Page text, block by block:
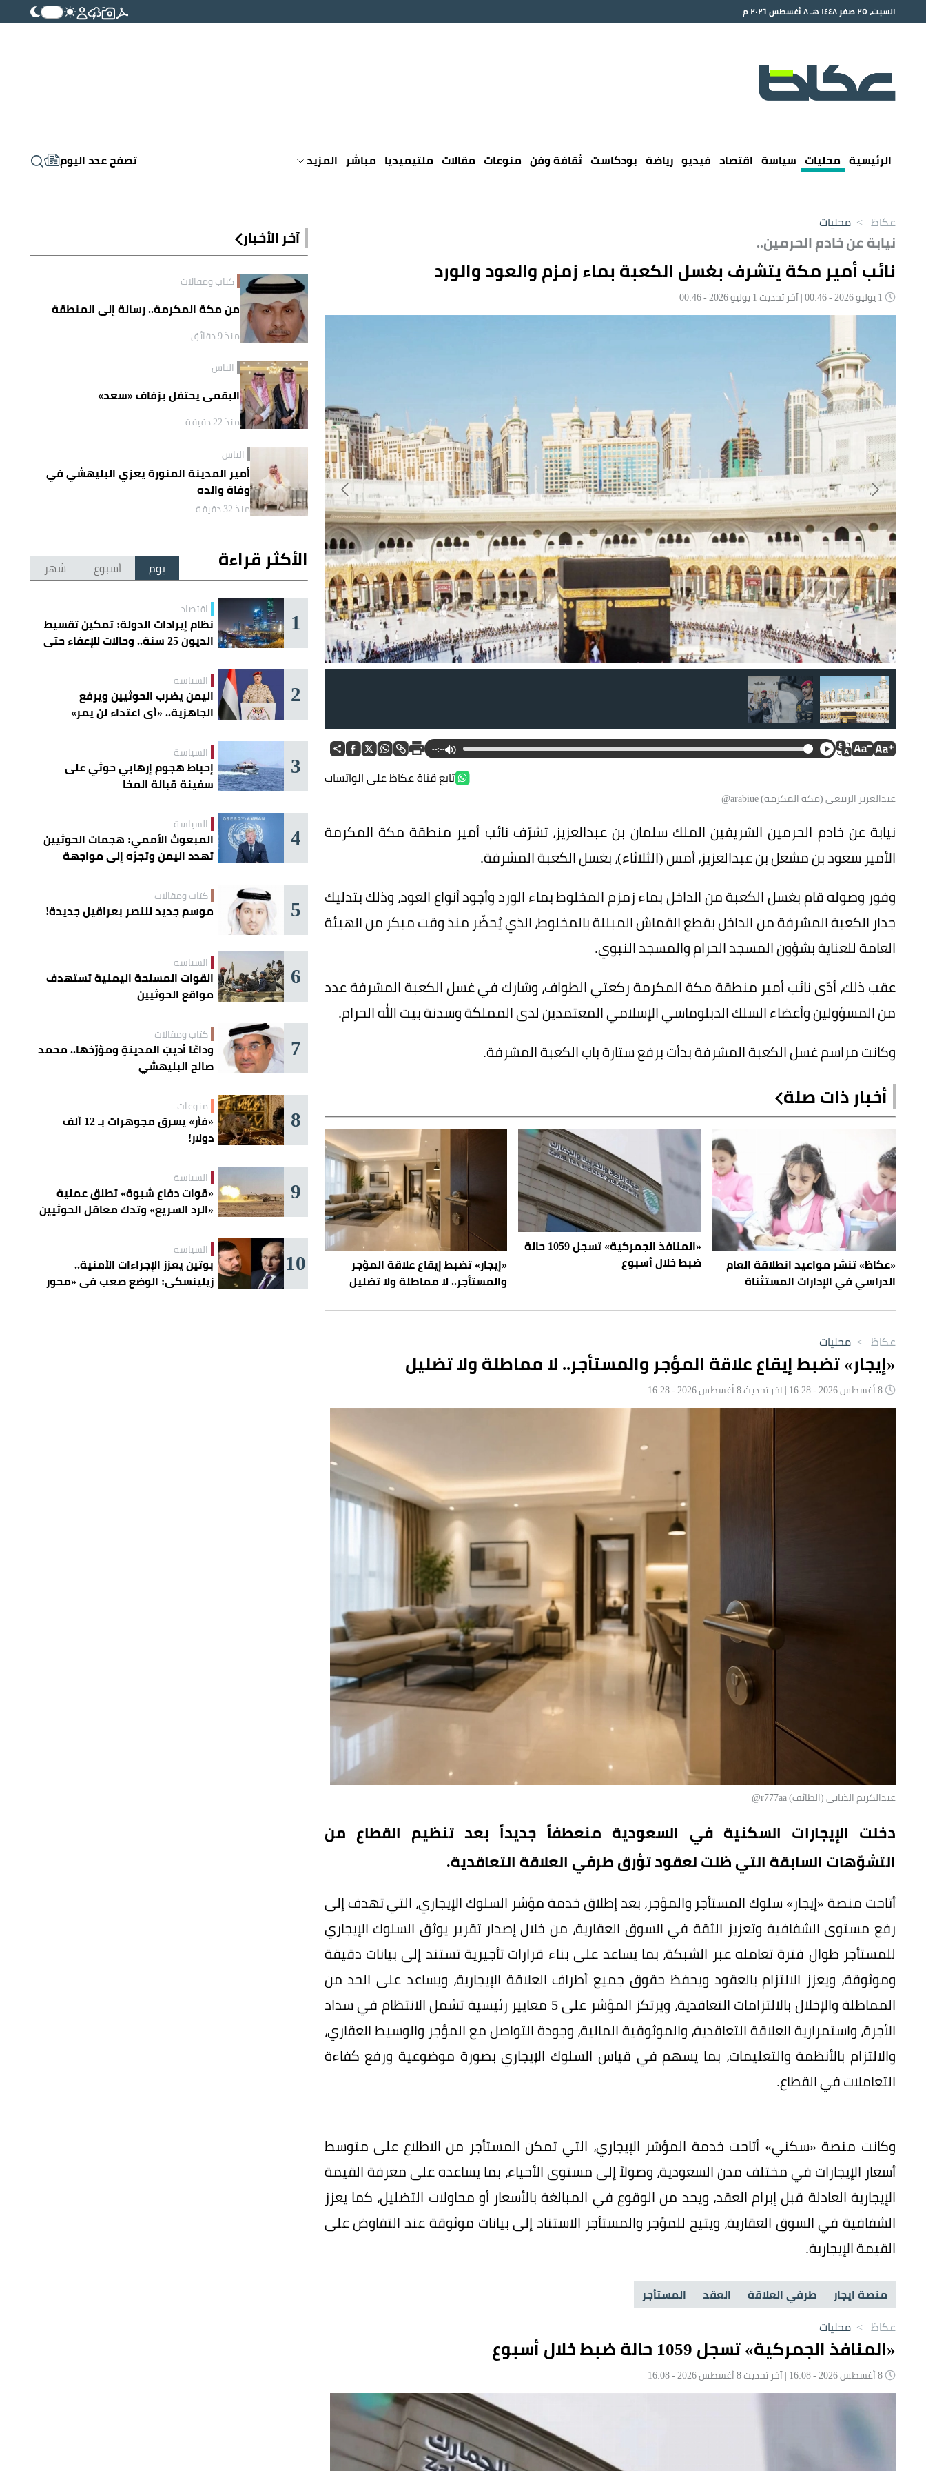
السبت، ٢٥ صفر ١٤٤٨ هـ ٨ أغسطس ٢٠٢٦ م
الرئيسية محليات سياسة اقتصاد فيديو رياضة بودكاست ثقافة وفن منوعات مقالات ملتيميديا مباشر المزيد تصفح عدد اليوم
عكاظ > محليات
نيابة عن خادم الحرمين..
نائب أمير مكة يتشرف بغسل الكعبة بماء زمزم والعود والورد
نائب أمير منطقة مكة المكرمة يقبل الحجر الأسود. (واس)
--:--
تابع قناة عكاظ على الواتساب
عبدالعزيز الربيعي (مكة المكرمة) arabiue@
نيابة عن خادم الحرمين الشريفين الملك سلمان بن عبدالعزيز، تشرّف نائب أمير منطقة مكة المكرمة
الأمير سعود بن مشعل بن عبدالعزيز، أمس (الثلاثاء)، بغسل الكعبة المشرفة.
وفور وصوله قام بغسل الكعبة من الداخل بماء زمزم المخلوط بماء الورد وأجود أنواع العود، وذلك بتدليك
جدار الكعبة المشرفة من الداخل بقطع القماش المبللة بالمخلوط، الذي يُحضّر منذ وقت مبكر من الهيئة
العامة للعناية بشؤون المسجد الحرام والمسجد النبوي.
عقب ذلك، أدّى نائب أمير منطقة مكة المكرمة ركعتي الطواف، وشارك في غسل الكعبة المشرفة عدد
من المسؤولين وأعضاء السلك الدبلوماسي الإسلامي المعتمدين لدى المملكة وسدنة بيت الله الحرام.
وكانت مراسم غسل الكعبة المشرفة بدأت برفع ستارة باب الكعبة المشرفة.
أخبار ذات صلة
«عكاظ» تنشر مواعيد انطلاقة العام
الدراسي في الإدارات المستثناة
«المنافذ الجمركية» تسجل 1059 حالة
ضبط خلال أسبوع
«إيجار» تضبط إيقاع علاقة المؤجر
والمستأجر.. لا مماطلة ولا تضليل
آخر الأخبار
كتاب ومقالات
من مكة المكرمة.. رسالة إلى المنطقة
منذ 9 دقائق
الناس
البقمي يحتفل بزفاف «سعد»
منذ 22 دقيقة
الناس
أمير المدينة المنورة يعزي البليهشي في
وفاة والده
منذ 32 دقيقة
الأكثر قراءة يوم أسبوع شهر
1 اقتصاد
نظام إيرادات الدولة: تمكين تقسيط
الديون 25 سنة.. وحالات للإعفاء حتى
2 السياسة
اليمن يضرب الحوثيين ويرفع
الجاهزية.. «أي اعتداء لن يمر»
3 السياسة
إحباط هجوم إرهابي حوثي على
سفينة قبالة المخا
4 السياسة
المبعوث الأممي: هجمات الحوثيين
تهدد اليمن وتجرّه إلى مواجهة
5 كتاب ومقالات
موسم جديد للنصر بعراقيل جديدة!
6 السياسة
القوات المسلحة اليمنية تستهدف
مواقع الحوثيين
7 كتاب ومقالات
وداعًا أديبَ المدينةِ ومؤرّخها.. محمد
صالح البليهشي
8 منوعات
«فأر» يسرق مجوهرات بـ 12 ألف
دولار!
9 السياسة
«قوات دفاع شبوة» تطلق عملية
«الرد السريع» وتدك معاقل الحوثيين
10 السياسة
بوتين يعزز الإجراءات الأمنية..
زيلينسكي: الوضع صعب في «محور
عكاظ > محليات
«إيجار» تضبط إيقاع علاقة المؤجر والمستأجر.. لا مماطلة ولا تضليل
عبدالكريم الذيابي (الطائف) r777aa@
دخلت الإيجارات السكنية في السعودية منعطفاً جديداً بعد تنظيم القطاع من
التشوّهات السابقة التي ظلت لعقود تؤرق طرفي العلاقة التعاقدية.
أتاحت منصة «إيجار» سلوك المستأجر والمؤجر، بعد إطلاق خدمة مؤشر السلوك الإيجاري، التي تهدف إلى
رفع مستوى الشفافية وتعزيز الثقة في السوق العقارية، من خلال إصدار تقرير يوثق السلوك الإيجاري
للمستأجر طوال فترة تعامله عبر الشبكة، بما يساعد على بناء قرارات تأجيرية تستند إلى بيانات دقيقة
وموثوقة، ويعزز الالتزام بالعقود ويحفظ حقوق جميع أطراف العلاقة الإيجارية، ويساعد على الحد من
المماطلة والإخلال بالالتزامات التعاقدية، ويرتكز المؤشر على 5 معايير رئيسية تشمل الانتظام في سداد
الأجرة، واستمرارية العلاقة التعاقدية، والموثوقية المالية، وجودة التواصل مع المؤجر والوسيط العقاري،
والالتزام بالأنظمة والتعليمات، بما يسهم في قياس السلوك الإيجاري بصورة موضوعية ورفع كفاءة
التعاملات في القطاع.
وكانت منصة «سكني» أتاحت خدمة المؤشر الإيجاري، التي تمكن المستأجر من الاطلاع على متوسط
أسعار الإيجارات في مختلف مدن السعودية، وصولاً إلى مستوى الأحياء، بما يساعده على معرفة القيمة
الإيجارية العادلة قبل إبرام العقد، ويحد من الوقوع في المبالغة بالأسعار أو محاولات التضليل، كما يعزز
الشفافية في السوق العقارية، ويتيح للمؤجر والمستأجر الاستناد إلى بيانات موثوقة عند التفاوض على
القيمة الإيجارية.
منصة ايجار طرفي العلاقة العقد
المستأجر
عكاظ > محليات
«المنافذ الجمركية» تسجل 1059 حالة ضبط خلال أسبوع